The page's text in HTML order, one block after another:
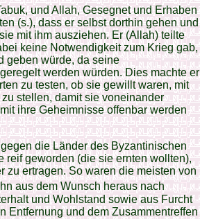
und Allah, Gesegnet und Erhaben
(s.), dass er selbst dorthin gehen und
mit ihm ausziehen. Er (Allah) teilte
keine Notwendigkeit zum Krieg gab,
geben würde, da seine
werden würden. Dies machte er
zu testen, ob sie gewillt waren, mit
stellen, damit sie voneinander
ihre Geheimnisse offenbar werden
die Länder des Byzantinischen
reif geworden (die sie ernten wollten),
zu ertragen. So waren die meisten von
aus dem Wunsch heraus nach
und Wohlstand sowie aus Furcht
Entfernung und dem Zusammentreffen